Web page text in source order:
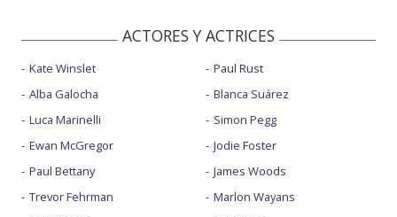
ACTORES Y ACTRICES
Kate Winslet
Alba Galocha
Luca Marinelli
Ewan McGregor
Paul Bettany
Trevor Fehrman
Paul Rust
Blanca Suárez
Simon Pegg
Jodie Foster
James Woods
Marlon Wayans